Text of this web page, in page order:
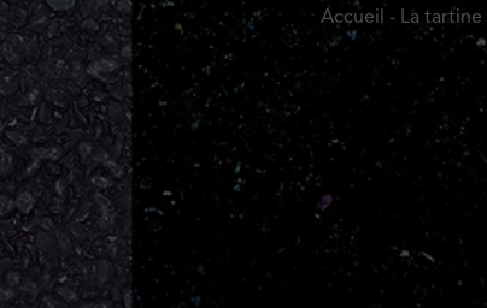
Accueil - La tartine